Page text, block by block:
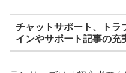
チャットサポート、トラ
インやサポート記事の充